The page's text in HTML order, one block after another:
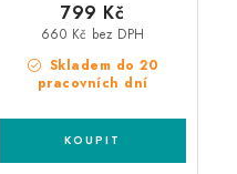
Skladem do 20
pracovních dní
660 Kč bez DPH
799 Kč